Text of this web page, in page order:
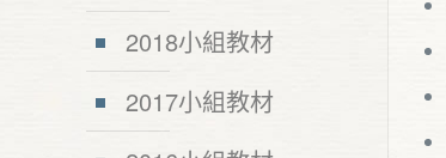
2018小組教材
2017小組教材